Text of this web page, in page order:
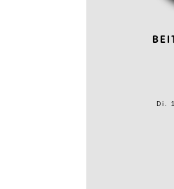
Di.